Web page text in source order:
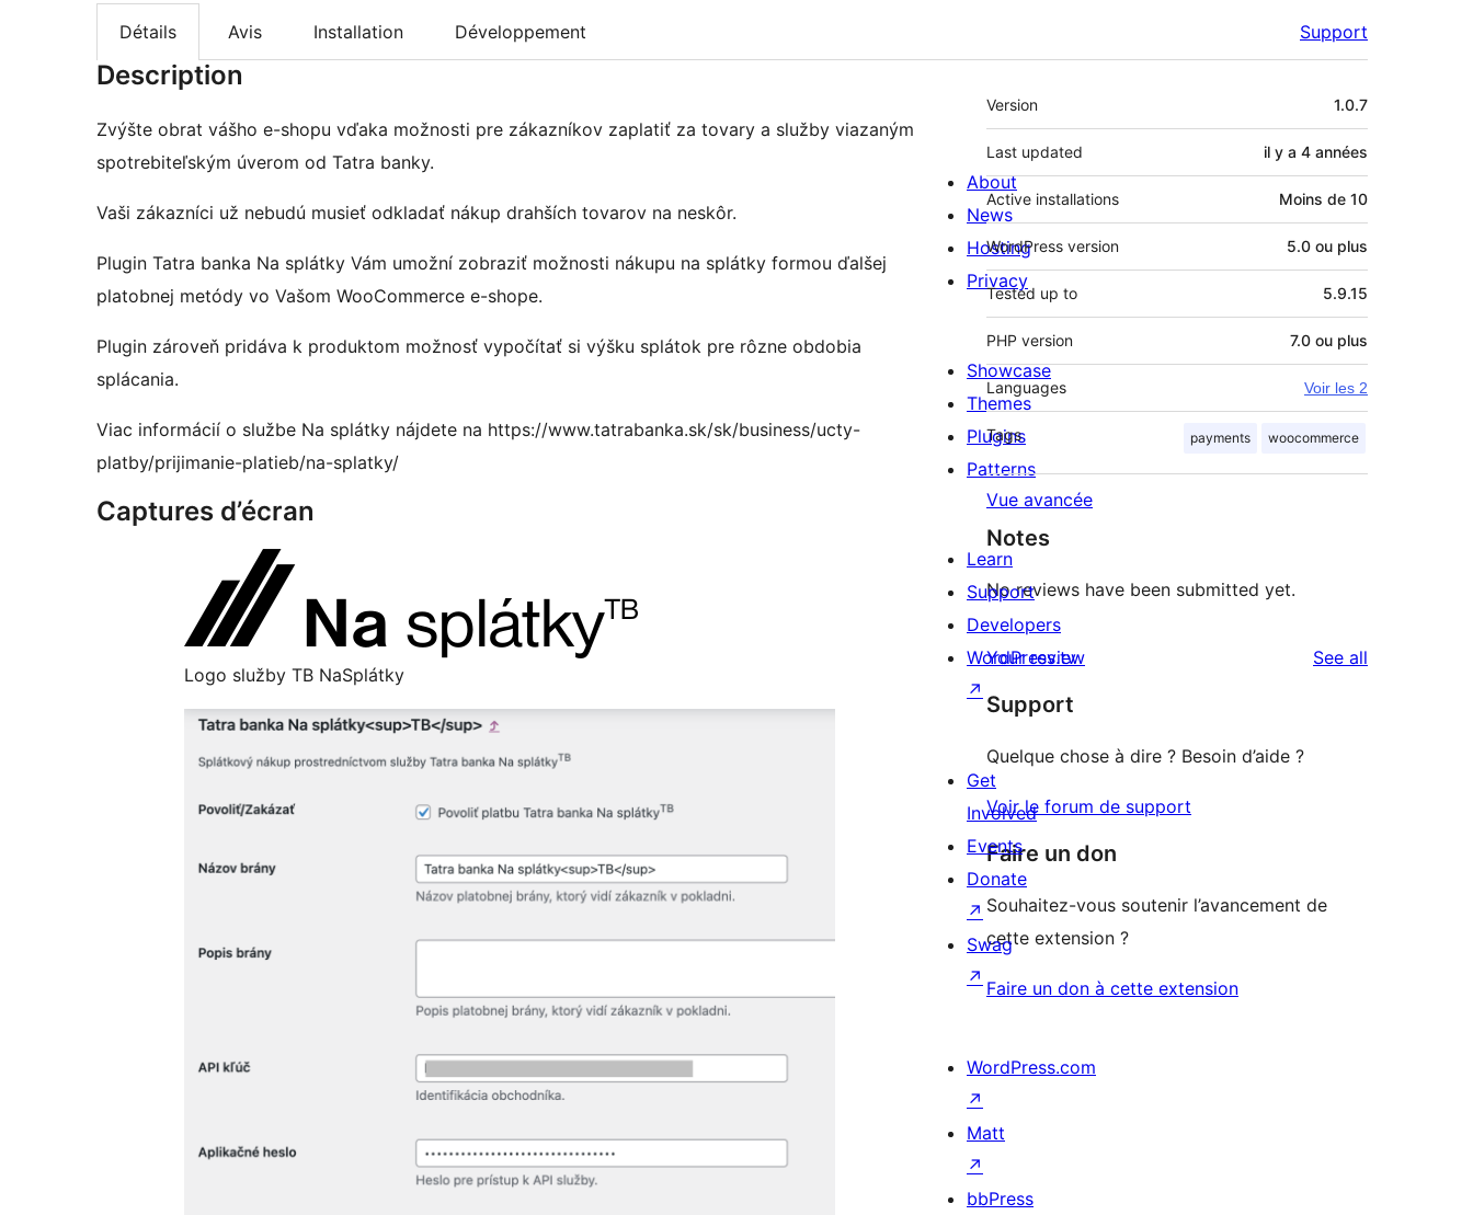
Détails Avis Installation Développement Support
Description
Zvýšte obrat vášho e-shopu vďaka možnosti pre zákazníkov zaplatiť za tovary a služby viazaným
spotrebiteľským úverom od Tatra banky.
Vaši zákazníci už nebudú musieť odkladať nákup drahších tovarov na neskôr.
Plugin Tatra banka Na splátky Vám umožní zobraziť možnosti nákupu na splátky formou ďalšej
platobnej metódy vo Vašom WooCommerce e-shope.
Plugin zároveň pridáva k produktom možnosť vypočítať si výšku splátok pre rôzne obdobia
splácania.
Viac informácií o službe Na splátky nájdete na https://www.tatrabanka.sk/sk/business/ucty-
platby/prijimanie-platieb/na-splatky/
Captures d’écran
Logo služby TB NaSplátky
Méta
Version 1.0.7
Last updated il y a 4 années
Active installations Moins de 10
WordPress version 5.0 ou plus
Tested up to 5.9.15
PHP version 7.0 ou plus
Languages Voir les 2
Tags payments woocommerce
Vue avancée
Notes
No reviews have been submitted yet.
Your review See all
Support
Quelque chose à dire ? Besoin d’aide ?
Voir le forum de support
Faire un don
Souhaitez-vous soutenir l’avancement de
cette extension ?
Faire un don à cette extension
About
News
Hosting
Privacy
Showcase
Themes
Plugins
Patterns
Learn
Support
Developers
WordPress.tv
↗
Get
Involved
Events
Donate
↗
Swag
↗
WordPress.com
↗
Matt
↗
bbPress